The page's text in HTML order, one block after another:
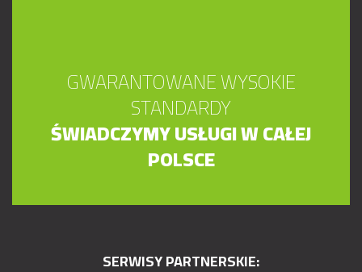
GWARANTOWANE WYSOKIE
STANDARDY
ŚWIADCZYMY USŁUGI W CAŁEJ
POLSCE
SERWISY PARTNERSKIE: